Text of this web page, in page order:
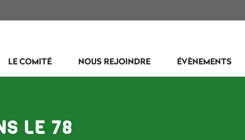
LE COMITÉ NOUS REJOINDRE ÉVÈNEMENTS
LE 78